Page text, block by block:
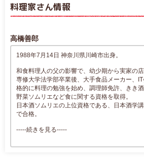
料理家さん情報
高橋善郎
1988年7月14日 神奈川県川崎市出身。
和食料理人の父の影響で、幼少期から実家の
専修大学法学部卒業後、大手食品メーカー、
格的に料理の勉強を始め、調理師免許、きき
野菜ソムリエなど食に関する資格を取得。
日本酒ソムリエの上位資格である、日本酒学
で合格。
-----続きを見る-----